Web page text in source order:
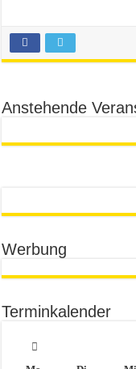
Anstehende
Werbung
Terminkalender